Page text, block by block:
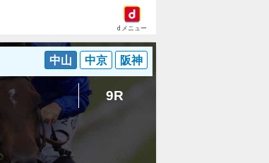
dメニュー
中山 中京 阪神
9R